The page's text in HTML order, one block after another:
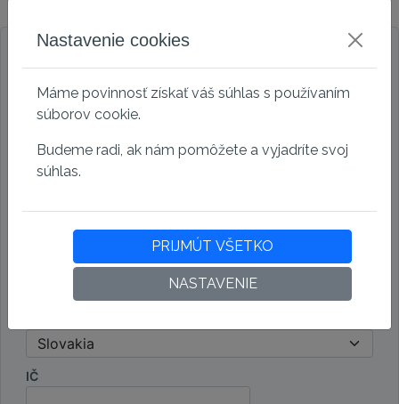
Firemný účet Osobný účet
Spoločnost
Ulica
PSČ
IČ
Nastavenie cookies
Máme povinnosť získať váš súhlas s používaním
súborov cookie.
Budeme radi, ak nám pomôžete a vyjadríte svoj
súhlas.
PRIJMÚT VŠETKO
NASTAVENIE